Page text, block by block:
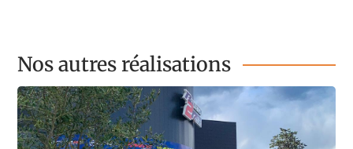
Nos autres réalisations